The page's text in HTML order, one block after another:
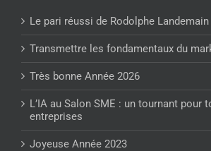
Le pari réussi de Rodolphe Landemain
Transmettre les fondamentaux du
Très bonne Année 2026
L’IA au Salon SME : un tournant pour
entreprises
Joyeuse Année 2023